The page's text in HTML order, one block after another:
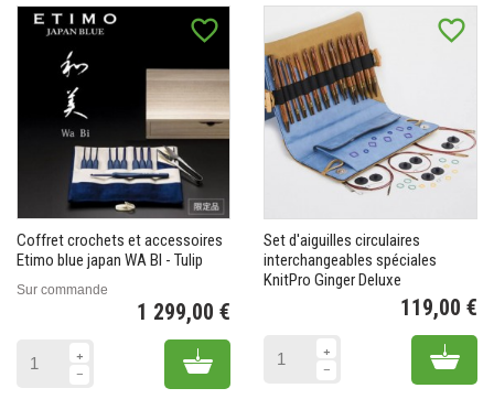
(1 avis)
favorite_border
Coffret crochets et accessoires
Etimo blue japan WA BI - Tulip
Sur commande
1 299,00 €
Add to cart
favorite_border
Set d'aiguilles circulaires
interchangeables spéciales
KnitPro Ginger Deluxe
119,00 €
Add